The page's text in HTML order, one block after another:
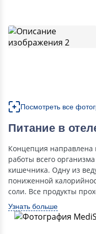
Посмотреть все
Питание в
Концепция направлена
работы всего
кишечника. Одну из
пониженной
соли. Все продукты
Узнать больше